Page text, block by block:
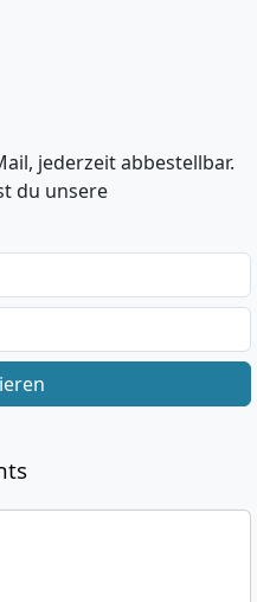
jederzeit abbestellbar.
du unsere